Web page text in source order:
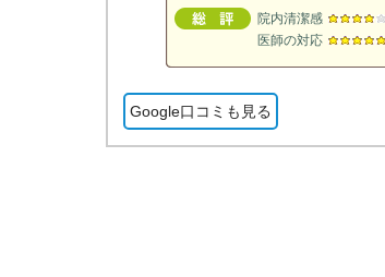
院内清潔感
医師の対応
Google口コミも見る